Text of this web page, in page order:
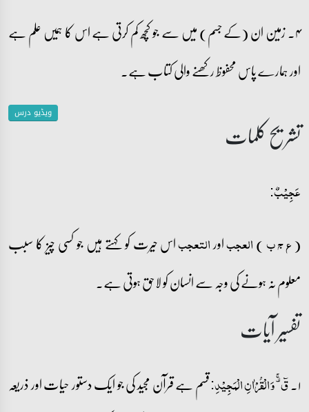
۴۔ زمین ان (کے جسم) میں سے جو کچھ کم کرتی ہے اس کا ہمیں علم ہے
اور ہمارے پاس محفوظ رکھنے والی کتاب ہے۔
ویڈیو درس تشریح کلمات
عَجِیۡبٌ:
(ع ج ب)العجباورالتعجباس حیرت کو کہتے ہیں جو کسی چیز کا سبب
معلوم نہ ہونے کی وجہ سے انسان کو لاحق ہوتی ہے۔
تفسیر آیات
۱۔ قٓ ۟ۚ وَ الۡقُرۡاٰنِ الۡمَجِیۡدِ:قسم ہے قرآن مجید کی جو ایک دستور حیات اور ذریعہ